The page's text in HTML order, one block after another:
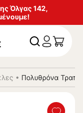
Όλγας 142,
• Πολυθρόνα